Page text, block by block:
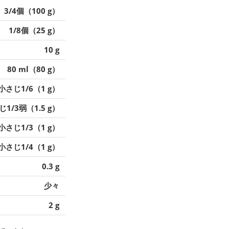
3/4個（100 g）
1/8個（25 g）
10 g
80 ml（80 g）
さじ1/6（1 g）
1/3弱（1.5 g）
さじ1/3（1 g）
さじ1/4（1 g）
0.3 g
少々
2 g